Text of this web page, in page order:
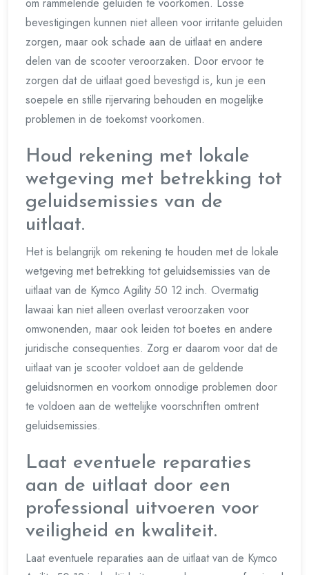
bevestigingen kunnen niet alleen voor irritante geluiden
zorgen, maar ook schade aan de uitlaat en andere
delen van de scooter veroorzaken. Door ervoor te
zorgen dat de uitlaat goed bevestigd is, kun je een
soepele en stille rijervaring behouden en mogelijke
problemen in de toekomst voorkomen.
Houd rekening met lokale
wetgeving met betrekking tot
geluidsemissies van de
uitlaat.
Het is belangrijk om rekening te houden met de lokale
wetgeving met betrekking tot geluidsemissies van de
uitlaat van de Kymco Agility 50 12 inch. Overmatig
lawaai kan niet alleen overlast veroorzaken voor
omwonenden, maar ook leiden tot boetes en andere
juridische consequenties. Zorg er daarom voor dat de
uitlaat van je scooter voldoet aan de geldende
geluidsnormen en voorkom onnodige problemen door
te voldoen aan de wettelijke voorschriften omtrent
geluidsemissies.
Laat eventuele reparaties
aan de uitlaat door een
professional uitvoeren voor
veiligheid en kwaliteit.
Laat eventuele reparaties aan de uitlaat van de Kymco